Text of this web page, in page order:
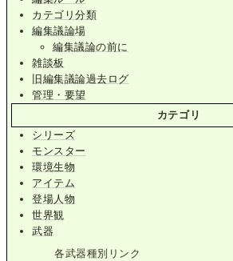
カテゴリ分類
編集議論場
編集議論の前に
雑談板
旧編集議論過去ログ
管理・要望
カテゴリ
シリーズ
モンスター
環境生物
アイテム
登場人物
世界観
武器
各武器種別リンク